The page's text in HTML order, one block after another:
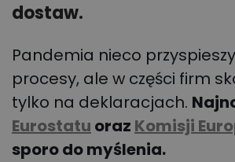
dostaw.
Pandemia nieco
procesy, ale w części firm
tylko na deklaracjach.
Eurostatu oraz Komisji
sporo do myślenia.